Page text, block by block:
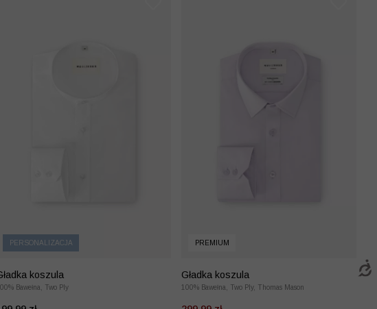
PERSONALIZACJA
koszula
100% Bawełna, Two Ply
PREMIUM
Gładka koszula
100% Bawełna, Two Ply, Thomas Mason